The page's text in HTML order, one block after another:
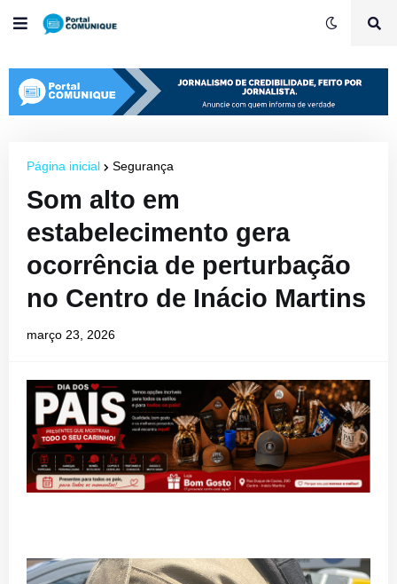
Página inicial Segurança
Som alto em
estabelecimento gera
ocorrência de perturbação
no Centro de Inácio Martins
março 23, 2026